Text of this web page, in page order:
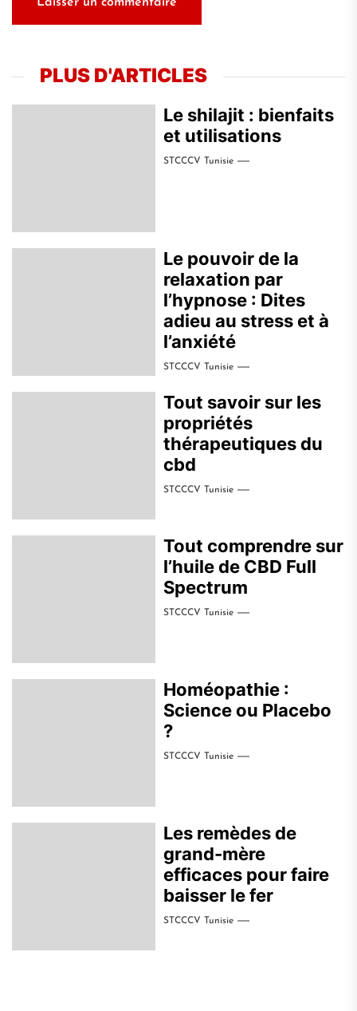
PLUS D'ARTICLES
Le shilajit : bienfaits
et utilisations
STCCCV Tunisie
Le pouvoir de la
relaxation par
l’hypnose : Dites
adieu au stress et à
l’anxiété
STCCCV Tunisie
Tout savoir sur les
propriétés
thérapeutiques du
cbd
STCCCV Tunisie
Tout comprendre sur
l’huile de CBD Full
Spectrum
STCCCV Tunisie
Homéopathie :
Science ou Placebo
?
STCCCV Tunisie
Les remèdes de
grand-mère
efficaces pour faire
baisser le fer
STCCCV Tunisie